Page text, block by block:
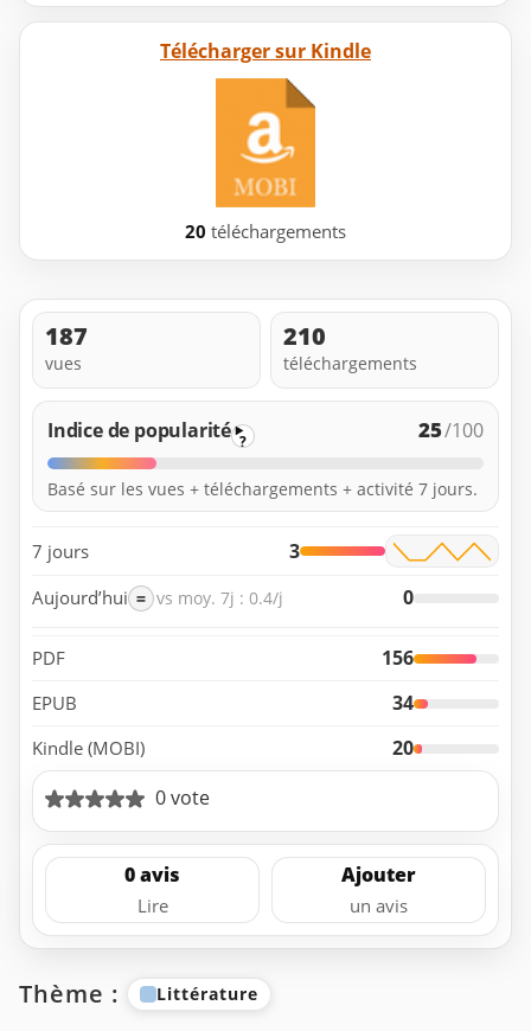
Télécharger sur Kindle
20 téléchargements
187
vues
210
téléchargements
Indice de popularité ? 25/100
Basé sur les vues + téléchargements + activité 7 jours.
7 jours 3
Aujourd’hui = vs moy. 7j : 0.4/j 0
PDF 156
EPUB 34
Kindle (MOBI)
20
0 vote
0 avis
Lire
Ajouter
un avis
Thème : Littérature